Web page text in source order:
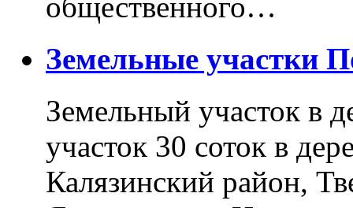
Земельные участки
Земельный участок в
участок 30 соток в
Калязинский район,